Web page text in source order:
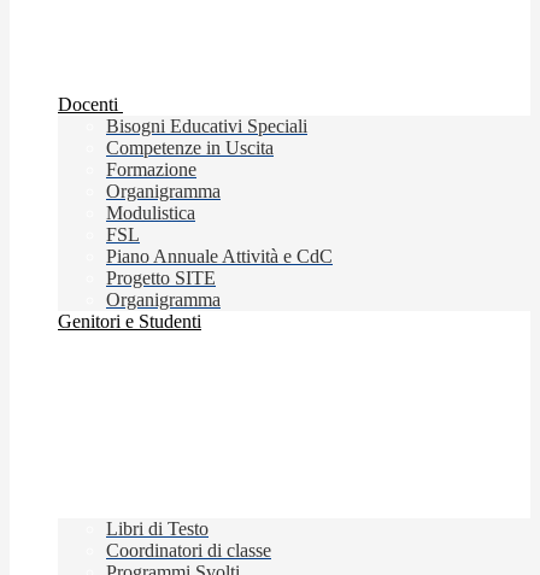
Docenti
Bisogni Educativi Speciali
Competenze in Uscita
Formazione
Organigramma
Modulistica
FSL
Piano Annuale Attività e CdC
Progetto SITE
Organigramma
Genitori e Studenti
Libri di Testo
Coordinatori di classe